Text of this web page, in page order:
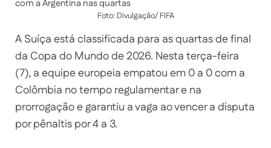
Foto: Divulgação/ FIFA
A Suíça está classificada para as quartas de final
da Copa do Mundo de 2026. Nesta terça-feira
(7), a equipe europeia empatou em 0 a 0 com a
Colômbia no tempo regulamentar e na
prorrogação e garantiu a vaga ao vencer a disputa
por pênaltis por 4 a 3.